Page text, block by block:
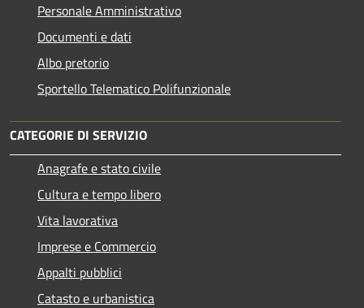
Personale Amministrativo
Documenti e dati
Albo pretorio
Sportello Telematico Polifunzionale
CATEGORIE DI SERVIZIO
Anagrafe e stato civile
Cultura e tempo libero
Vita lavorativa
Imprese e Commercio
Appalti pubblici
Catasto e urbanistica